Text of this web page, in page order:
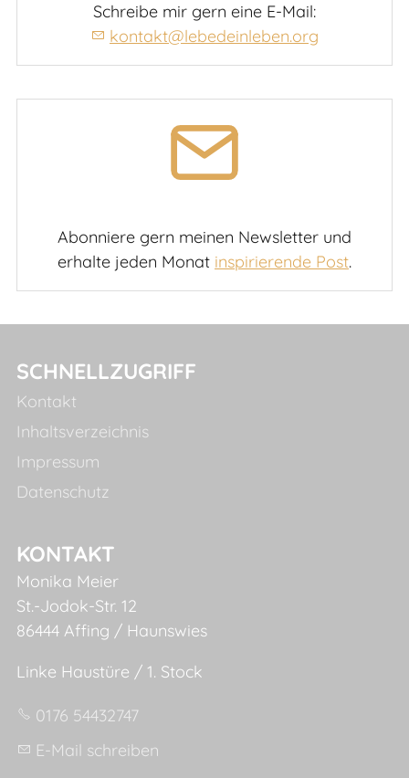
Schreibe mir gern eine E-Mail:
kontakt@lebedeinleben.org
Abonniere gern meinen Newsletter und
erhalte jeden Monat inspirierende Post.
SCHNELLZUGRIFF
Kontakt
Inhaltsverzeichnis
Impressum
Datenschutz
KONTAKT
Monika Meier
St.-Jodok-Str. 12
86444 Affing / Haunswies
Linke Haustüre / 1. Stock
0176 54432747
E-Mail schreiben